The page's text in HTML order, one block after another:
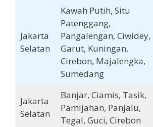
Jakarta
Selatan
Kawah Putih, Situ
Patenggang,
Pangalengan, Ciwidey,
Garut, Kuningan,
Cirebon, Majalengka,
Sumedang
Jakarta
Selatan
Banjar, Ciamis, Tasik,
Pamijahan, Panjalu,
Tegal, Guci, Cirebon